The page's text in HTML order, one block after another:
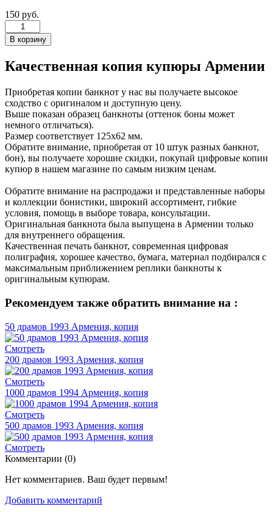
150 руб.
Качественная копия купюры Армении
Приобретая копии банкнот у нас вы получаете высокое
сходство с оригиналом и доступную цену.
Выше показан образец банкноты (оттенок боны может
немного отличаться).
Размер соответствует 125х62 мм.
Обратите внимание, приобретая от 10 штук разных банкнот,
бон), вы получаете хорошие скидки, покупай цифровые копии
купюр в нашем магазине по самым низким ценам.
Обратите внимание на распродажи и представленные наборы
и коллекции бонистики, широкий ассортимент, гибкие
условия, помощь в выборе товара, консультации.
Оригинальная банкнота была выпущена в Армении только
для внутреннего обращения.
Качественная печать банкнот, современная цифровая
полиграфия, хорошее качество, бумага, материал подбирался с
максимальным приближением реплики банкноты к
оригинальным купюрам.
Рекомендуем также обратить внимание на :
50 драмов 1993 Армения, копия
Смотреть
200 драмов 1993 Армения, копия
Смотреть
1000 драмов 1994 Армения, копия
Смотреть
500 драмов 1993 Армения, копия
Смотреть
Комментарии (0)
Нет комментариев. Ваш будет первым!
Добавить комментарий